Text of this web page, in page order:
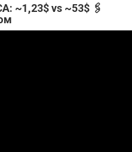
~1,23$ vs ~53$ 🖇️